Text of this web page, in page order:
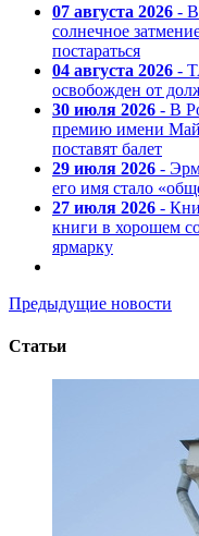
07 августа 2026 - В
солнечное
постараться
04 августа 2026 -
освобожден от
30 июля 2026 - В
премию имени
поставят балет
29 июля 2026 -
его имя стало
27 июля 2026 -
книги в хорошем
ярмарку
Предыдущие новости
Статьи